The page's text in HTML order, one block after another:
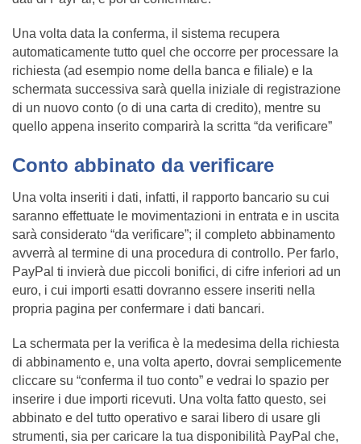
Una volta data la conferma, il sistema recupera
automaticamente tutto quel che occorre per processare la
richiesta (ad esempio nome della banca e filiale) e la
schermata successiva sarà quella iniziale di registrazione
di un nuovo conto (o di una carta di credito), mentre su
quello appena inserito comparirà la scritta “da verificare”
Conto abbinato da verificare
Una volta inseriti i dati, infatti, il rapporto bancario su cui
saranno effettuate le movimentazioni in entrata e in uscita
sarà considerato “da verificare”; il completo abbinamento
avverrà al termine di una procedura di controllo. Per farlo,
PayPal ti invierà due piccoli bonifici, di cifre inferiori ad un
euro, i cui importi esatti dovranno essere inseriti nella
propria pagina per confermare i dati bancari.
La schermata per la verifica è la medesima della richiesta
di abbinamento e, una volta aperto, dovrai semplicemente
cliccare su “conferma il tuo conto” e vedrai lo spazio per
inserire i due importi ricevuti. Una volta fatto questo, sei
abbinato e del tutto operativo e sarai libero di usare gli
strumenti, sia per caricare la tua disponibilità PayPal che,